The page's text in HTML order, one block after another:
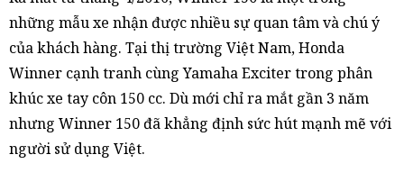
những mẫu xe nhận được nhiều sự quan tâm và chú ý
của khách hàng. Tại thị trường Việt Nam, Honda
Winner cạnh tranh cùng Yamaha Exciter trong phân
khúc xe tay côn 150 cc. Dù mới chỉ ra mắt gần 3 năm
nhưng Winner 150 đã khẳng định sức hút mạnh mẽ với
người sử dụng Việt.